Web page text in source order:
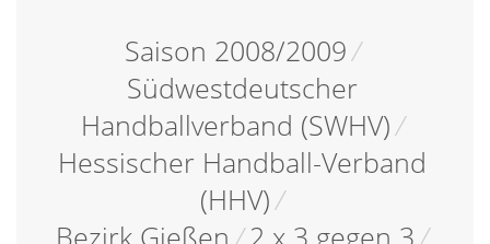
Saison 2008/2009/
Südwestdeutscher
Handballverband (SWHV)/
Hessischer Handball-Verband
(HHV)/
Bezirk Gießen /2 x 3 gegen 3/